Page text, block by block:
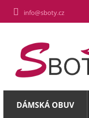
obsah
info@sboty.cz
DÁMSKÁ OBUV